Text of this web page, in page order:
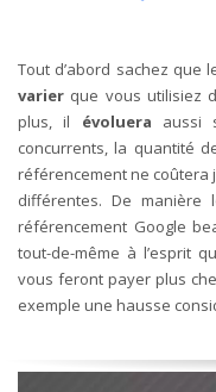
Tout d’abord sachez que
varier que vous utilisiez
plus, il évoluera aussi
concurrents, la quantité
référencement ne coûtera
différentes. De manière
référencement Google
tout-de-même à l’esprit
vous feront payer plus
exemple une hausse